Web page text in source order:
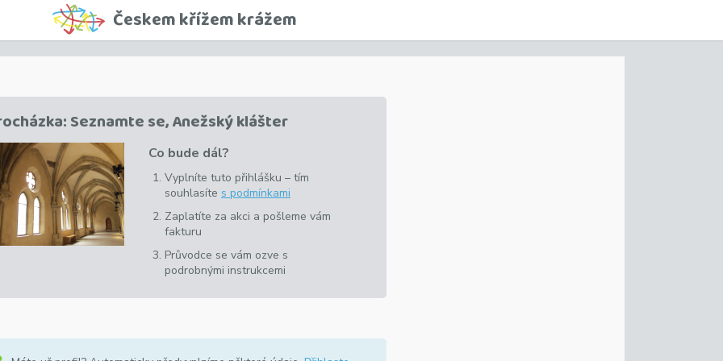
Českem křížem krážem
Seznamte se, Anežský klášter
Co bude dál?
Vyplníte tuto přihlášku – tím
souhlasíte s podmínkami
Zaplatíte za akci a pošleme vám
fakturu
Průvodce se vám ozve s
podrobnými instrukcemi